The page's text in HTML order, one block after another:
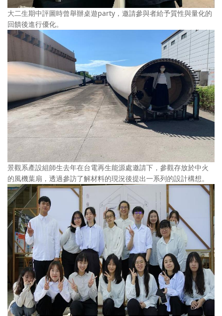
大二生期中評圖時曾舉辦桌遊party，邀請參與者給予質性與量化的
回饋後進行優化。
景觀系產設組師生去年在台電再生能源處邀請下，參觀存放於中火
的風機葉扇，透過參訪了解材料的現況後提出一系列的設計構想。